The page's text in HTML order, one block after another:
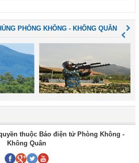
PHÒNG KHÔNG - KHÔNG QUÂN
thuộc Báo điện tử Phòng Không -
Không Quân